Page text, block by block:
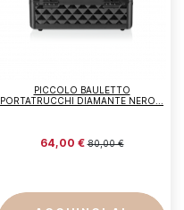
PICCOLO BAULETTO
PORTATRUCCHI DIAMANTE NERO...
64,00 €80,00 €